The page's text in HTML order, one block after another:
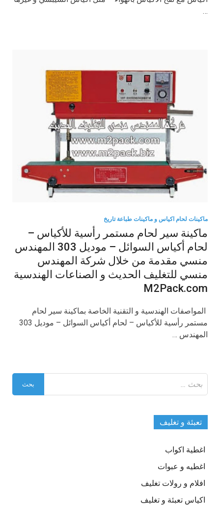
…
ماكينات لحام اكياس و ماكينات طباعة تاريخ
ماكينة سير لحام مستمر رأسية للأكياس –
لحام أكياس السوائل – موديل 303 المهندس
منسي مقدمة من خلال شركة المهندس
منسي للتغليف الحديث و الصناعات الهندسية
M2Pack.com
​ المواصفات الهندسية و التقنية الخاصة بماكينة سير لحام
مستمر رأسية للأكياس – لحام أكياس السوائل – موديل 303
المهندس …
عن:
تعبئة و تغليف
اغطية اكواب
اغطيه و عبوات
افلام و رولات تغليف
اكياس تعبئة و تغليف